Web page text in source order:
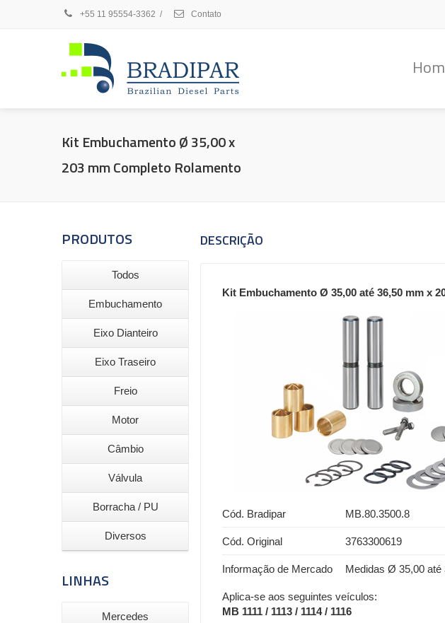
+55 11 95554-3362 / Contato
Kit Embuchamento Ø 35,00 x
203 mm Completo Rolamento
PRODUTOS
Todos
Embuchamento
Eixo Dianteiro
Eixo Traseiro
Freio
Motor
Câmbio
Válvula
Borracha / PU
Diversos
LINHAS
Mercedes
DESCRIÇÃO
Kit Embuchamento Ø 35,00 até 36,50 mm x
Cód. Bradipar MB.80.3500.8
Cód. Original 3763300619
Informação de Mercado Medidas Ø 35,00
Aplica-se aos seguintes veículos:
MB 1111 / 1113 / 1114 / 1116